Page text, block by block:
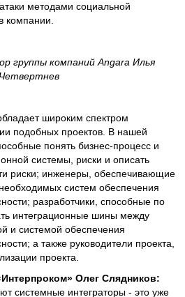
методами социальной
компании.
группы компаний Angara Илья
Четвертнев
широким спектром
подобных проектов. В нашей
понять бизнес-процесс и
системы, риски и описать
риски; инженеры, обеспечивающие
систем обеспечения
разработчики, способные по
интеграционные шины между
и системой обеспечения
а также руководители проекта,
проекта.
Олег Слядников:
системные интеграторы - это уже